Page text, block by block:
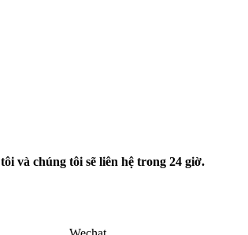
và chúng tôi sẽ liên hệ trong 24 giờ.